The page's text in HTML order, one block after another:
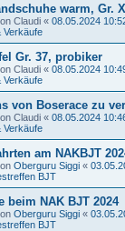
warm, Gr.
Claudi « 08.05.2024
Verkäufe
Gr. 37, probiker
Claudi « 08.05.2024
Verkäufe
von Boserace zu
Claudi « 08.05.2024
Verkäufe
am NAKBJT
Oberguru Siggi «
BJT
beim NAK BJT 2024
Oberguru Siggi «
BJT